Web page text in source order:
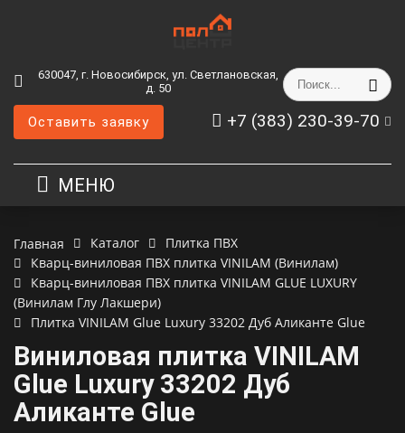
630047, г. Новосибирск, ул. Светлановская,
д. 50
+7 (383) 230-39-70
Оставить заявку
МЕНЮ
Главная Каталог
Плитка ПВХ
Кварц-виниловая ПВХ плитка VINILAM (Винилам)
Кварц-виниловая ПВХ плитка VINILAM GLUE LUXURY
(Винилам Глу Лакшери)
Плитка VINILAM Glue Luxury 33202 Дуб Аликанте Glue
Виниловая плитка VINILAM
Glue Luxury 33202 Дуб
Аликанте Glue